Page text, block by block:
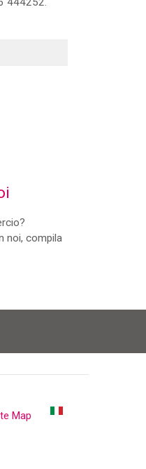
noi, compila
Map